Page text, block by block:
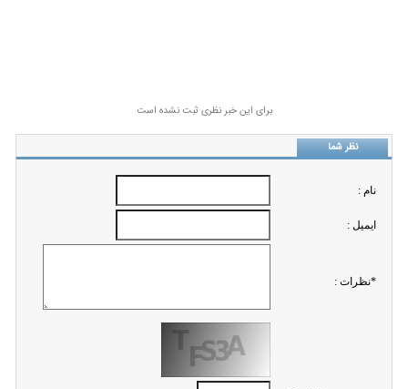
برای این خبر نظری ثبت نشده است
نظر شما
نام :
ايميل :
*نظرات :